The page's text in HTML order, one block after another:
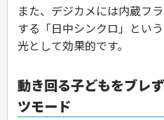
また、デジカメには内蔵フ
する「日中シンクロ」とい
光として効果的です。
動き回る子どもをブレ
ツモード